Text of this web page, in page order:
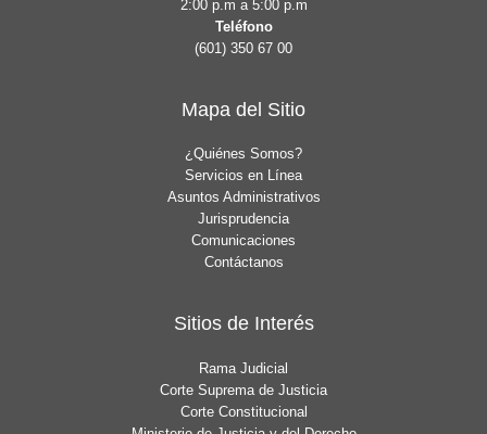
2:00 p.m a 5:00 p.m
Teléfono
(601) 350 67 00
Mapa del Sitio
¿Quiénes Somos?
Servicios en Línea
Asuntos Administrativos
Jurisprudencia
Comunicaciones
Contáctanos
Sitios de Interés
Rama Judicial
Corte Suprema de Justicia
Corte Constitucional